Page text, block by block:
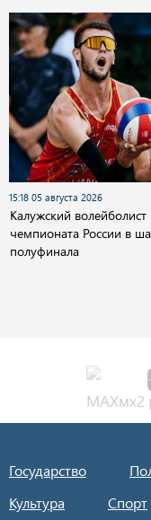
15:18 05 августа 2026
Калужский
чемпионата России в
полуфинала
Государство
Культура
Спорт